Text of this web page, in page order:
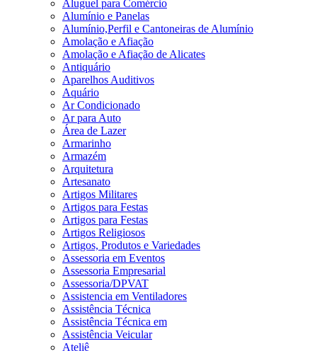
Aluguel para Comércio
Alumínio e Panelas
Alumínio,Perfil e Cantoneiras de Alumínio
Amolação e Afiação
Amolação e Afiação de Alicates
Antiquário
Aparelhos Auditivos
Aquário
Ar Condicionado
Ar para Auto
Área de Lazer
Armarinho
Armazém
Arquitetura
Artesanato
Artigos Militares
Artigos para Festas
Artigos para Festas
Artigos Religiosos
Artigos, Produtos e Variedades
Assessoria em Eventos
Assessoria Empresarial
Assessoria/DPVAT
Assistencia em Ventiladores
Assistência Técnica
Assistência Técnica em
Assistência Veicular
Ateliê